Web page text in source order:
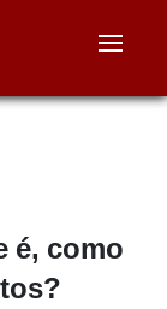
é, como